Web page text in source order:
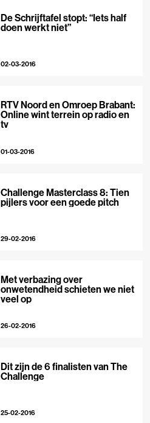
De Schrijftafel stopt: “Iets half
doen werkt niet”
02-03-2016
RTV Noord en Omroep Brabant:
Online wint terrein op radio en
tv
01-03-2016
Challenge Masterclass 8: Tien
pijlers voor een goede pitch
29-02-2016
Met verbazing over
onwetendheid schieten we niet
veel op
26-02-2016
Dit zijn de 6 finalisten van The
Challenge
25-02-2016